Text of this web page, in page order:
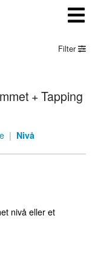
Filter
+ Tapping
| Nivå
nivå eller et